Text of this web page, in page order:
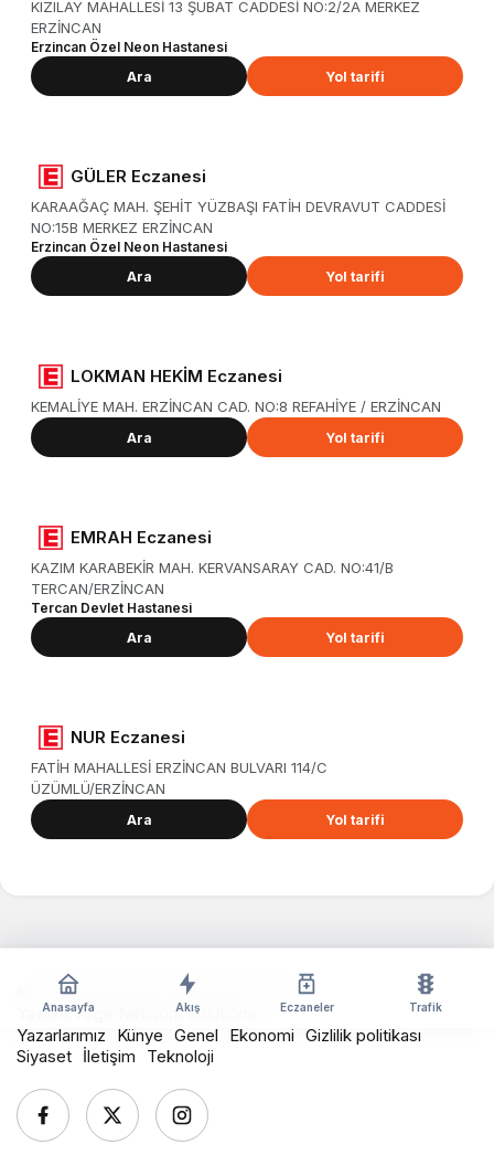
KIZILAY MAHALLESİ 13 ŞUBAT CADDESİ NO:2/2A MERKEZ
ERZİNCAN
Erzincan Özel Neon Hastanesi
Ara
Yol tarifi
GÜLER Eczanesi
KARAAĞAÇ MAH. ŞEHİT YÜZBAŞI FATİH DEVRAVUT CADDESİ
NO:15B MERKEZ ERZİNCAN
Erzincan Özel Neon Hastanesi
Ara
Yol tarifi
LOKMAN HEKİM Eczanesi
KEMALİYE MAH. ERZİNCAN CAD. NO:8 REFAHİYE / ERZİNCAN
Ara Yol tarifi
EMRAH Eczanesi
KAZIM KARABEKİR MAH. KERVANSARAY CAD. NO:41/B
TERCAN/ERZİNCAN
Tercan Devlet Hastanesi
Ara
Yol tarifi
NUR Eczanesi
FATİH MAHALLESİ ERZİNCAN BULVARI 114/C
ÜZÜMLÜ/ERZİNCAN
Ara Yol tarifi
Anasayfa Akış Eczaneler Trafik
© Telif Hakkı 2026, Tüm Hakları Saklıdır
Yazılım:Arge Network Solutions
Yazarlarımız
Künye Genel Ekonomi Gizlilik politikası
Siyaset İletişim Teknoloji